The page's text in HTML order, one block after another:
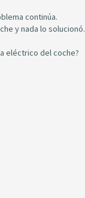
continúa.
y nada lo solucionó.
eléctrico del coche?